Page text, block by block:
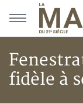
Aller au menu
Aller au contenu
fidèle à